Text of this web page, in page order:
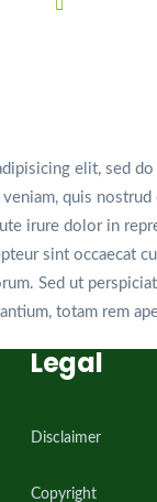
elit, sed
quis
irure dolor in
sint occaecat
Sed ut
totam rem
Legal
Disclaimer
Copyright